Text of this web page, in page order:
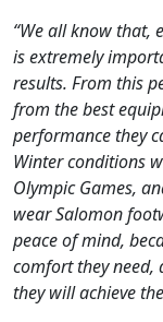
“We all know that,
is extremely
results. From this
from the best
performance they
Winter conditions
Olympic Games,
wear Salomon
peace of mind,
comfort they
they will achieve